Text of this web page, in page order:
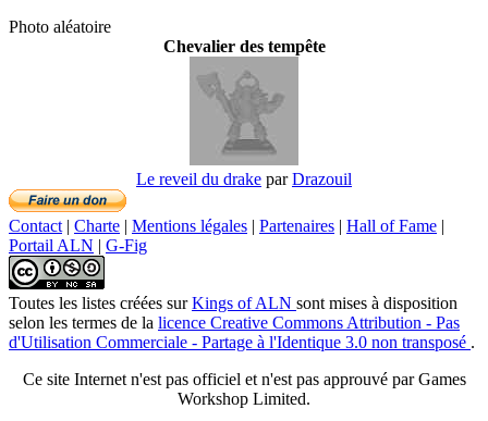
Photo aléatoire
Chevalier des tempête
Le reveil du drake parDrazouil
Contact | Charte | Mentions légales | Partenaires | Hall of Fame |
Portail ALN | G-Fig
Toutes les listes créées surKings of ALN sont mises à disposition
selon les termes de la licence Creative Commons Attribution - Pas
d'Utilisation Commerciale - Partage à l'Identique 3.0 non transposé .
Ce site Internet n'est pas officiel et n'est pas approuvé par Games
Workshop Limited.